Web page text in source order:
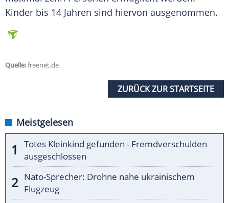
Kinder bis 14 Jahren sind hiervon ausgenommen.
Quelle:freenet.de
ZURÜCK ZUR STARTSEITE
Meistgelesen
Totes Kleinkind gefunden - Fremdverschulden
ausgeschlossen
Nato-Sprecher: Drohne nahe ukrainischem
Flugzeug